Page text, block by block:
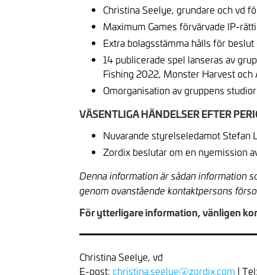
Christina Seelye, grundare och vd
Maximum Games förvärvade IP-
Extra bolagsstämma hålls för
14 publicerade spel lanseras av
Fishing 2022, Monster Harvest och
Omorganisation av gruppens
VÄSENTLIGA HÄNDELSER EFTER
Nuvarande styrelseledamot
Zordix beslutar om en nyemission
Denna information är sådan information
genom ovanstående kontaktpersons
För ytterligare information, vänligen
Christina Seelye, vd
E-post: christina.seelye@zordix.com |